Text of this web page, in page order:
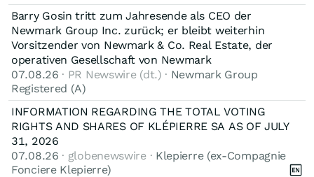
Barry Gosin tritt zum Jahresende als CEO der
Newmark Group Inc. zurück; er bleibt weiterhin
Vorsitzender von Newmark & Co. Real Estate, der
operativen Gesellschaft von Newmark
07.08.26 · PR Newswire (dt.) · Newmark Group
Registered (A)
INFORMATION REGARDING THE TOTAL VOTING
RIGHTS AND SHARES OF KLÉPIERRE SA AS OF JULY
31, 2026
07.08.26 · globenewswire · Klepierre (ex-Compagnie
Fonciere Klepierre)